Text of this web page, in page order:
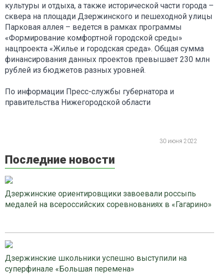
культуры и отдыха, а также исторической части города –
сквера на площади Дзержинского и пешеходной улицы
Парковая аллея – ведется в рамках программы
«Формирование комфортной городской среды»
нацпроекта «Жилье и городская среда». Общая сумма
финансирования данных проектов превышает 230 млн
рублей из бюджетов разных уровней.
По информации Пресс-службы губернатора и
правительства Нижегородской области
30 июня 2022
Последние новости
Дзержинские ориентировщики завоевали россыпь
медалей на всероссийских соревнованиях в «Гагарино»
Дзержинские школьники успешно выступили на
суперфинале «Большая перемена»